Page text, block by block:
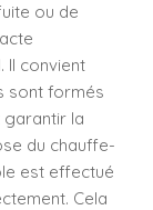
ou de
Il convient
sont formés
la
du chauffe-
est effectué
Cela